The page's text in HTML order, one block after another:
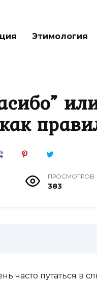
Этимология
ПРОСМОТРОВ
383
часто путаться в